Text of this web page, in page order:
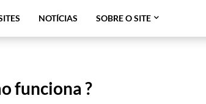
NOTÍCIAS SOBRE O SITE
funciona ?